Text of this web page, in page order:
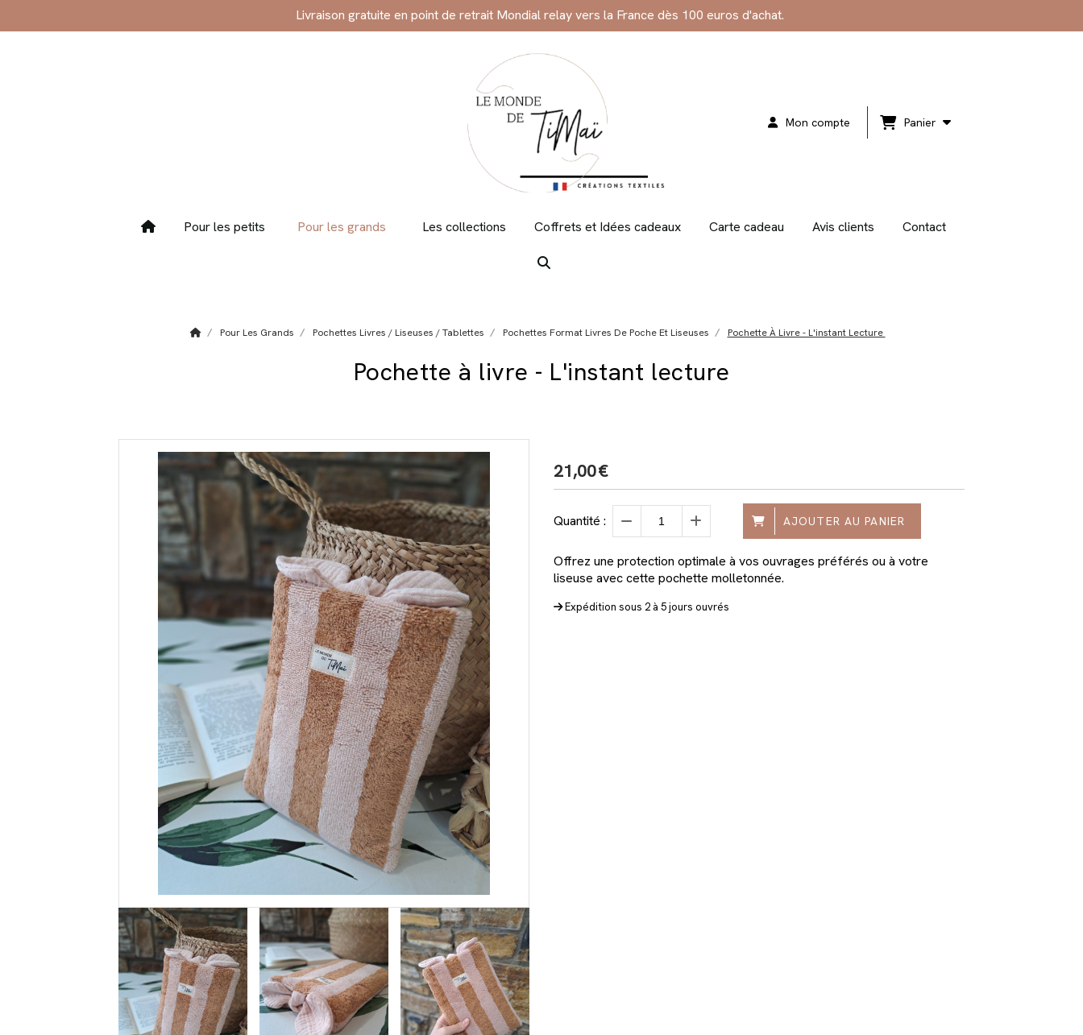
Livraison gratuite en point de retrait Mondial relay vers la France dès 100 euros d'achat.
Mon compte Panier
Pour les petits Pour les grands Les collections Coffrets et Idées cadeaux Carte cadeau Avis clients Contact
Pour Les Grands Pochettes Livres / Liseuses / Tablettes Pochettes Format Livres De Poche Et Liseuses Pochette À Livre - L'instant Lecture
Pochette à livre - L'instant lecture
21,00€
Quantité : AJOUTER AU PANIER
Offrez une protection optimale à vos ouvrages préférés ou à votre
liseuse avec cette pochette molletonnée.
Expédition sous 2 à 5 jours ouvrés